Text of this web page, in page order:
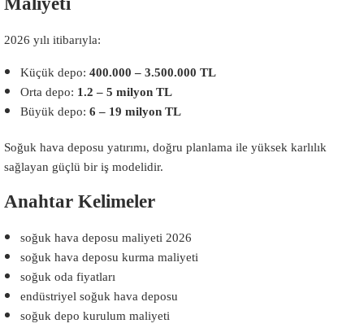
2026 yılı itibarıyla:
Küçük depo: 400.000 – 3.500.000 TL
Orta depo: 1.2 – 5 milyon TL
Büyük depo: 6 – 19 milyon TL
Soğuk hava deposu yatırımı, doğru planlama ile yüksek karlılık
sağlayan güçlü bir iş modelidir.
Anahtar Kelimeler
soğuk hava deposu maliyeti 2026
soğuk hava deposu kurma maliyeti
soğuk oda fiyatları
endüstriyel soğuk hava deposu
soğuk depo kurulum maliyeti